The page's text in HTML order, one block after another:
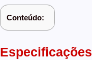
Conteúdo:
Especificações